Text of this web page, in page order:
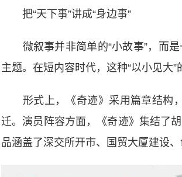
把“天下事”讲成“身边事”
微叙事并非简单的“小故事”，而是
主题。在短内容时代，这种“以小见大
形式上，《奇迹》采用篇章结构，
迁。演员阵容方面，《奇迹》集结了
品涵盖了深交所开市、国贸大厦建设